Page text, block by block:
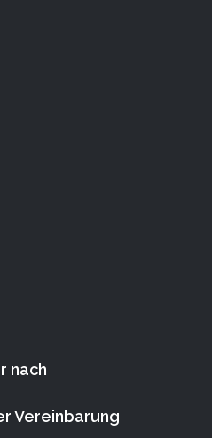
nach
Vereinbarung